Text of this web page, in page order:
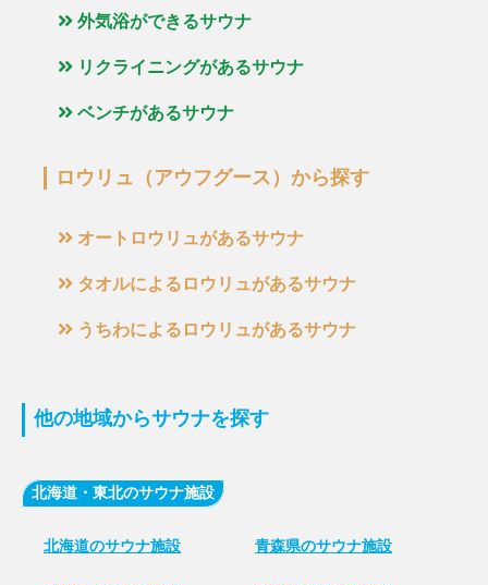
外気浴ができるサウナ
リクライニングがあるサウナ
ベンチがあるサウナ
ロウリュ（アウフグース）から探す
オートロウリュがあるサウナ
タオルによるロウリュがあるサウナ
うちわによるロウリュがあるサウナ
他の地域からサウナを探す
北海道・東北のサウナ施設
北海道のサウナ施設 青森県のサウナ施設